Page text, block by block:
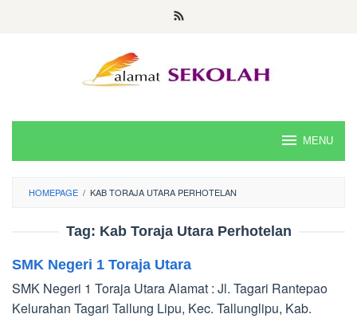
MENU
HOMEPAGE / KAB TORAJA UTARA PERHOTELAN
Tag: Kab Toraja Utara Perhotelan
SMK Negeri 1 Toraja Utara
SMK Negeri 1 Toraja Utara Alamat : Jl. Tagari Rantepao
Kelurahan Tagari Tallung Lipu, Kec. Tallunglipu, Kab.